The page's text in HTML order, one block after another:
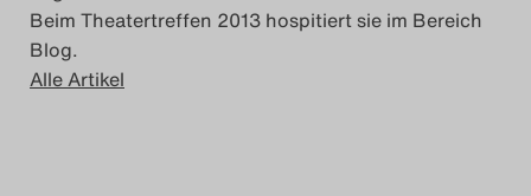
Beim Theatertreffen 2013 hospitiert sie im Bereich
Blog.
Alle Artikel